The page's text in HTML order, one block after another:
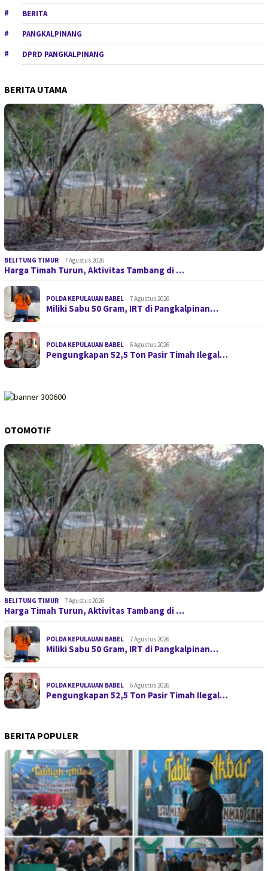
BERITA
PANGKALPINANG
DPRD PANGKALPINANG
BERITA UTAMA
BELITUNG TIMUR 7 Agustus 2026
Harga Timah Turun, Aktivitas Tambang di …
POLDA KEPULAUAN BABEL 7 Agustus 2026
Miliki Sabu 50 Gram, IRT di Pangkalpinan…
POLDA KEPULAUAN BABEL 6 Agustus 2026
Pengungkapan 52,5 Ton Pasir Timah Ilegal…
OTOMOTIF
BELITUNG TIMUR 7 Agustus 2026
Harga Timah Turun, Aktivitas Tambang di …
POLDA KEPULAUAN BABEL 7 Agustus 2026
Miliki Sabu 50 Gram, IRT di Pangkalpinan…
POLDA KEPULAUAN BABEL 6 Agustus 2026
Pengungkapan 52,5 Ton Pasir Timah Ilegal…
BERITA POPULER